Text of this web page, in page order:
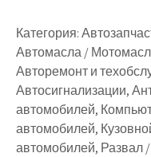
Категория:
Автомасла /
Авторемонт и
Автосигнализации,
автомобилей,
автомобилей,
автомобилей, Развал